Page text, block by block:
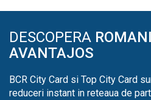
DESCOPERA
AVANTAJOS
BCR City Card si Top City Card
reduceri instant in reteaua de